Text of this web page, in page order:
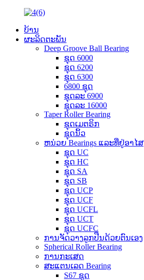
ບ້ານ
ຜະລິດຕະພັນ
Deep Groove Ball Bearing
ຊຸດ 6000
ຊຸດ 6200
ຊຸດ 6300
6800 ຊຸດ
ຊຸດລະ 6900
ຊຸດລະ 16000
Taper Roller Bearing
ຊຸດເມຕຣິກ
ຊຸດນິ້ວ
ຫນ່ວຍ Bearings ແລະທີ່ຢູ່ອາໄສ
ຊຸດ UC
ຊຸດ HC
ຊຸດ SA
ຊຸດ SB
ຊຸດ UCP
ຊຸດ UCF
ຊຸດ UCFL
ຊຸດ UCT
ຊຸດ UCFC
ການຈັດວາງລູກປືນດ້ວຍຕົນເອງ
Spherical Roller Bearing
ການກະເສດ
ສະແຕນເລດ Bearing
S67 ຊຸດ